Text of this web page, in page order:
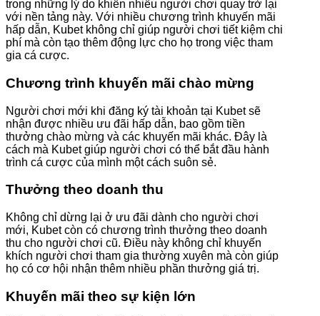
trong những lý do khiến nhiều người chơi quay trở lại
với nền tảng này. Với nhiều chương trình khuyến mãi
hấp dẫn, Kubet không chỉ giúp người chơi tiết kiệm chi
phí mà còn tạo thêm động lực cho họ trong việc tham
gia cá cược.
Chương trình khuyến mãi chào mừng
Người chơi mới khi đăng ký tài khoản tại Kubet sẽ
nhận được nhiều ưu đãi hấp dẫn, bao gồm tiền
thưởng chào mừng và các khuyến mãi khác. Đây là
cách mà Kubet giúp người chơi có thể bắt đầu hành
trình cá cược của mình một cách suôn sẻ.
Thưởng theo doanh thu
Không chỉ dừng lại ở ưu đãi dành cho người chơi
mới, Kubet còn có chương trình thưởng theo doanh
thu cho người chơi cũ. Điều này không chỉ khuyến
khích người chơi tham gia thường xuyên mà còn giúp
họ có cơ hội nhận thêm nhiều phần thưởng giá trị.
Khuyến mãi theo sự kiện lớn